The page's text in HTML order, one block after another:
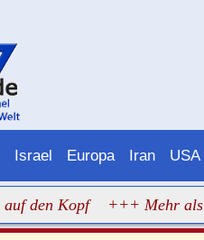
Israel Europa Iran USA
+++ Mehr als 60